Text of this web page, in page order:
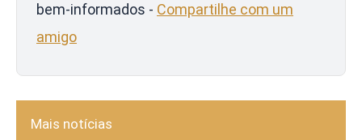
bem-informados - Compartilhe com um
amigo
Mais notícias